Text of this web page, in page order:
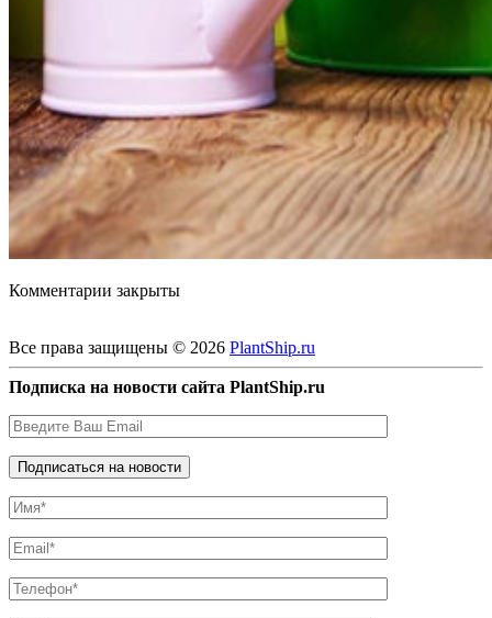
Комментарии закрыты
Все права защищены © 2026 PlantShip.ru
Подписка на новости сайта PlantShip.ru